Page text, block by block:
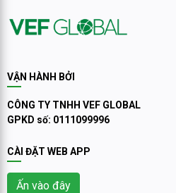
VẬN HÀNH BỞI
CÔNG TY TNHH VEF GLOBAL
GPKD số: 0111099996
CÀI ĐẶT WEB APP
Ấn vào đây